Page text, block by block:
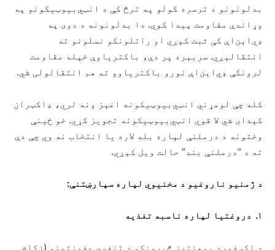
بدلونونو د ترسره کولو په ترڅ کې د انټي‌بیوټیکونو په
وړاندې مقاومت پیدا کوي. دا بدلونونه د دوی په
ډي‌اېن‌اې کې ثبت کېږي او راتلونکو نسلونو ته
انتقالېږي. سربېره پر دې، باکتریاوې خپله مقاومت
لرونکې ډي‌اېن‌اې نورو باکتریاوو ته هم انتقالولی شي.
کله چې لومړني انټي‌بیوټیکونه اغېز ونه لري، ډاکټران
کېدای شي لا قوي انټي‌بیوټیکونه تجویز کړي. خو ځینې
وختونه د درملنې لپاره بله لاره یا انتخاب نه وي چې دې
ته د “درملنې بند” حالت ویل کېږي.
د ژمنیو ناروغیو د مخنیوي لپاره سپارښتنې:
۱. دروغتیا لپاره ناسبه تغذیه
د اکسفورډ پوهنتون څېړونکو د تنفسي عفونتونو (زکام